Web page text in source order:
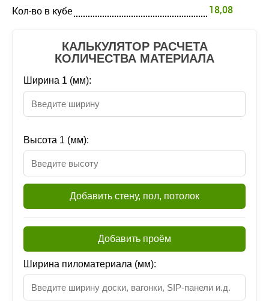
Кол-во в кубе
18,08
КАЛЬКУЛЯТОР РАСЧЕТА
КОЛИЧЕСТВА МАТЕРИАЛА
Ширина 1 (мм):
Высота 1 (мм):
Добавить стену, пол, потолок
Добавить проём
Ширина пиломатериала (мм):